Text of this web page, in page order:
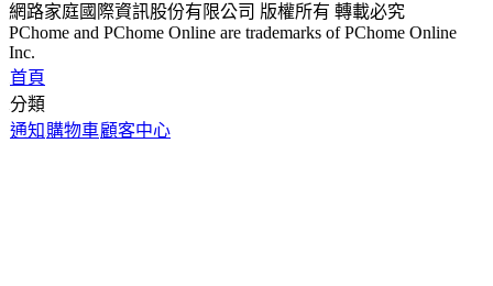
網路家庭國際資訊股份有限公司 版權所有 轉載必究
PChome and PChome Online are trademarks of PChome Online
Inc.
首頁
分類
通知 購物車顧客中心